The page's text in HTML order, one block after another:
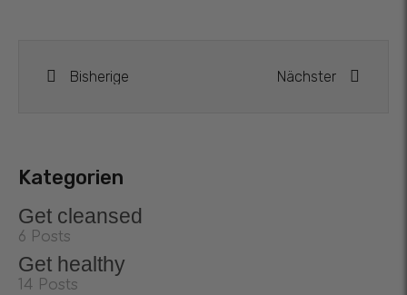
Bisherige Nächster
Kategorien
Get cleansed
6 Posts
Get healthy
14 Posts